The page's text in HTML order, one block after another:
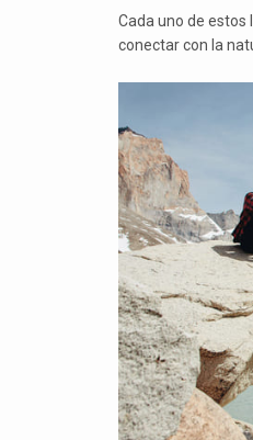
Cada uno de estos
conectar con la